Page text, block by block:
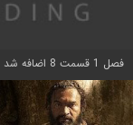
فصل 1 قسمت 8 اضافه شد